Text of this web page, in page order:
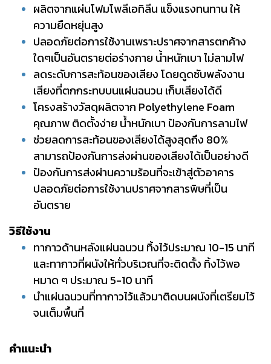
ผลิตจากแผ่นโฟมโพลีเอทิลีน แข็งแรงทนทาน ให้
ความยืดหยุ่นสูง
ปลอดภัยต่อการใช้งานเพราะปราศจากสารตกค้าง
ใดๆเป็นอันตรายต่อร่างกาย น้ำหนักเบา ไม่ลามไฟ
ลดระดับการสะท้อนของเสียง โดยดูดซับพลังงาน
เสียงที่ตกกระทบบนแผ่นฉนวน เก็บเสียงได้ดี
โครงสร้างวัสดุผลิตจาก Polyethylene Foam
คุณภาพ ติดตั้งง่าย น้ำหนักเบา ป้องกันการลามไฟ
ช่วยลดการสะท้อนของเสียงได้สูงสุดถึง 80%
สามารถป้องกันการส่งผ่านของเสียงได้เป็นอย่างดี
ป้องกันการส่งผ่านความร้อนที่จะเข้าสู่ตัวอาคาร
ปลอดภัยต่อการใช้งานปราศจากสารพิษที่เป็น
อันตราย
วิธีใช้งาน
ทากาวด้านหลังแผ่นฉนวน ทิ้งไว้ประมาณ 10-15 นาที
และทากาวที่ผนังให้ทั่วบริเวณที่จะติดตั้ง ทิ้งไว้พอ
หมาด ๆ ประมาณ 5-10 นาที
นำแผ่นฉนวนที่ทากาวไว้แล้วมาติดบนผนังที่เตรียมไว้
จนเต็มพื้นที่
คำแนะนำ